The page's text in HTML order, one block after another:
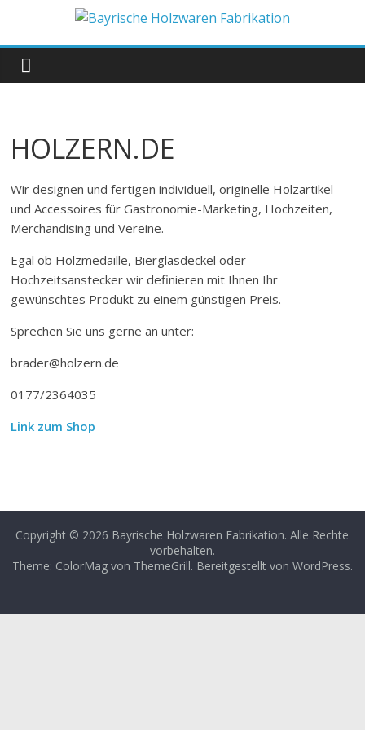
springen
Bayrische
Holzwaren
Fabrikation
HOLZERN.DE
Wir designen und fertigen individuell, originelle Holzartikel
und Accessoires für Gastronomie-Marketing, Hochzeiten,
Merchandising und Vereine.
Egal ob Holzmedaille, Bierglasdeckel oder
Hochzeitsanstecker wir definieren mit Ihnen Ihr
gewünschtes Produkt zu einem günstigen Preis.
Sprechen Sie uns gerne an unter:
brader@holzern.de
0177/2364035
Link zum Shop
Copyright © 2026 Bayrische Holzwaren Fabrikation. Alle Rechte
vorbehalten.
Theme: ColorMag von ThemeGrill. Bereitgestellt von WordPress.